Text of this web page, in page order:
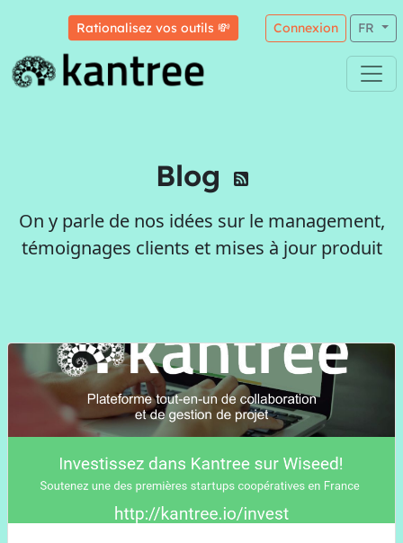
Rationalisez vos outils 💸 Connexion FR
Blog
On y parle de nos idées sur le management,
témoignages clients et mises à jour produit